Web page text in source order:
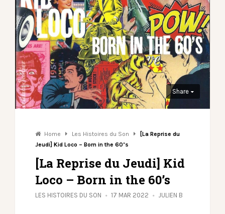
Share
Home Les Histoires du Son
[La Reprise du
Jeudi] Kid Loco – Born in the 60’s
[La Reprise du Jeudi] Kid
Loco – Born in the 60’s
LES HISTOIRES DU SON 17 MAR 2022 JULIEN B